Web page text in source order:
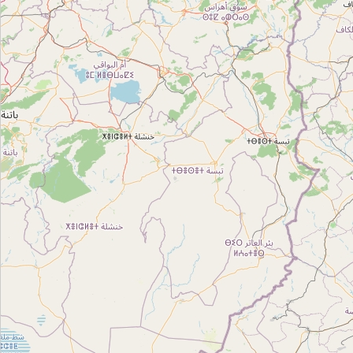
Type: apartment
النصر
Type: apartment
حي الواحات . مقهى الشيخ
Type: apartment
شقة محمد
Type: apartment